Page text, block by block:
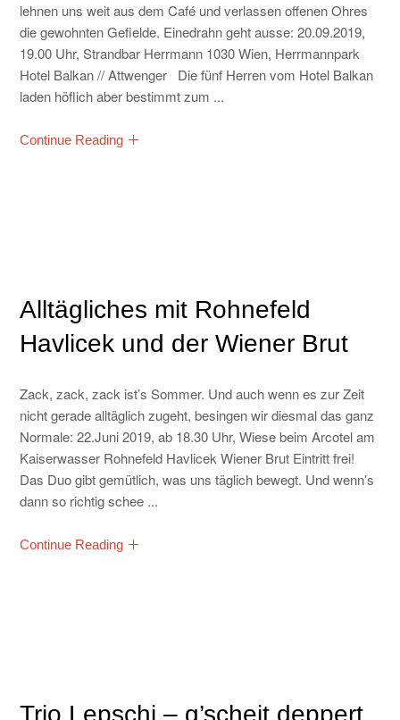
lehnen uns weit aus dem Café und verlassen offenen Ohres
die gewohnten Gefielde. Einedrahn geht ausse: 20.09.2019,
19.00 Uhr, Strandbar Herrmann 1030 Wien, Herrmannpark
Hotel Balkan // Attwenger Die fünf Herren vom Hotel Balkan
laden höflich aber bestimmt zum ...
Continue Reading
Alltägliches mit Rohnefeld
Havlicek und der Wiener Brut
Zack, zack, zack ist’s Sommer. Und auch wenn es zur Zeit
nicht gerade alltäglich zugeht, besingen wir diesmal das ganz
Normale: 22.Juni 2019, ab 18.30 Uhr, Wiese beim Arcotel am
Kaiserwasser Rohnefeld Havlicek Wiener Brut Eintritt frei!
Das Duo gibt gemütlich, was uns täglich bewegt. Und wenn’s
dann so richtig schee ...
Continue Reading
Trio Lepschi – g’scheit deppert